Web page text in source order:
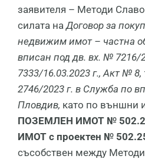
заявителя – Методи
силата на Договор за
недвижим имот – частна
вписан под дв. вх. № 7216/
7333/16.03.2023 г., Акт № 8,
2746/2023 г. в Служба по
Пловдив, като по външни
ПОЗЕМЛЕН ИМОТ №
ИМОТ с проектен №
съсобствен между